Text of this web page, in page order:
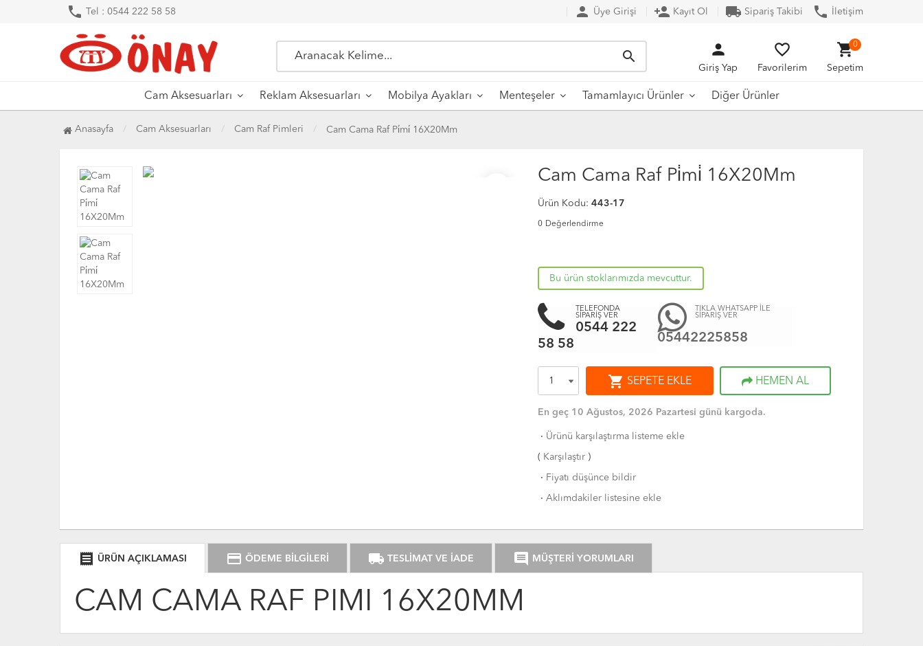
phone Tel : 0544 222 58 58 person Üye Girişi person_add Kayıt Ol local_shipping Sipariş Takibi phone İletişim
search person
Giriş Yap
favorite_border
Favorilerim
shopping_cart
Sepetim
0
Cam Aksesuarları Reklam Aksesuarları Mobilya Ayakları Menteşeler Tamamlayıcı Ürünler Diğer Ürünler
Anasayfa Cam Aksesuarları Cam Raf Pimleri Cam Cama Raf Pi̇mi̇ 16X20Mm
Cam Cama Raf Pi̇mi̇ 16X20Mm
Ürün Kodu: 443-17
0 Değerlendirme
Bu ürün stoklarımızda mevcuttur.
TELEFONDA
SİPARİŞ VER
0544 222
58 58
TIKLA WHATSAPP İLE
SİPARİŞ VER
05442225858
shopping_cart SEPETE EKLE HEMEN AL
En geç 10 Ağustos, 2026 Pazartesi günü kargoda.
· Ürünü karşılaştırma listeme ekle
( Karşılaştır)
· Fiyatı düşünce bildir
· Aklımdakiler listesine ekle
receipt ÜRÜN AÇIKLAMASI credit_card ÖDEME BİLGİLERİ local_shipping TESLİMAT VE İADE comment MÜŞTERİ YORUMLARI
CAM CAMA RAF PİMİ 16X20MM